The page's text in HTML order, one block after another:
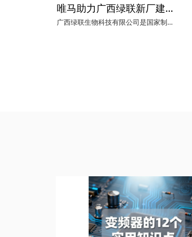
唯马助力广西绿联新厂建立
广西绿联生物科技有限公司是国家制造业单项冠军深交所上市企业（股票代码：301193）----宁波家联科技股份有限公司全资投资的子公司。